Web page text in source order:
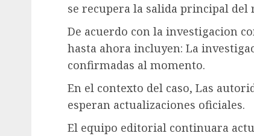
se recupera la salida principal del
De acuerdo con la investigacion
hasta ahora incluyen: La
confirmadas al momento.
En el contexto del caso, Las
esperan actualizaciones oficiales.
El equipo editorial continuara